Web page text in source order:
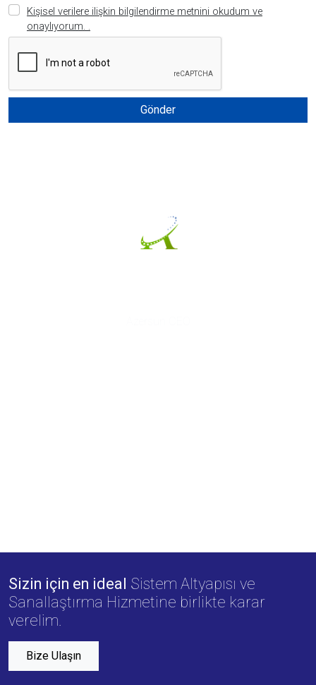
Kişisel verilere ilişkin bilgilendirme metnini okudum ve
onaylıyorum. .
Gönder
Sizin için en ideal Sistem Altyapısı ve
Sanallaştırma Hizmetine birlikte karar
verelim.
Bize Ulaşın